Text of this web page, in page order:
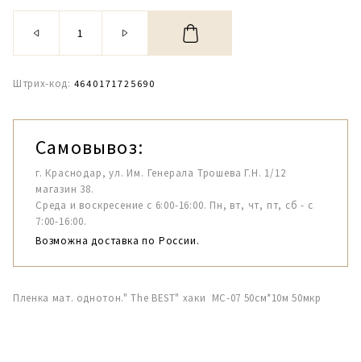
Штрих-код: 4640171725690
Самовывоз:
г. Краснодар, ул. Им. Генерала Трошева Г.Н. 1/12
магазин 38.
Среда и воскресение с 6:00-16:00. Пн, вт, чт, пт, сб - с
7:00-16:00.
Возможна доставка по России.
Пленка мат. однотон." The BEST" хаки МС-07 50см*10м 50мкр